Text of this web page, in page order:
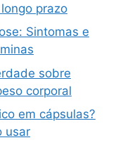
prazo
Sintomas e
sobre
corporal
em cápsulas?
usar